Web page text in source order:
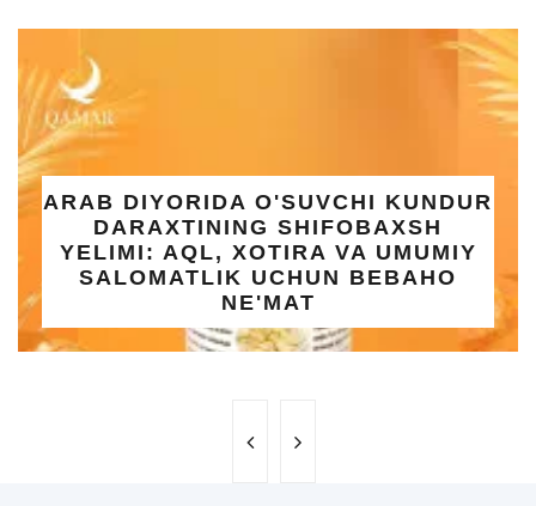
UMRA SAFARI UCHUN KAPILKA